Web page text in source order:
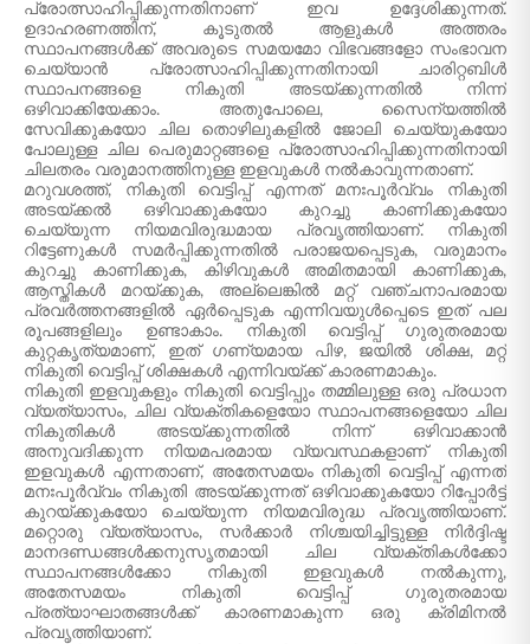
പ്രോത്സാഹിപ്പിക്കുന്നതിനാണ് ഇവ ഉദ്ദേശിക്കുന്നത്.
ഉദാഹരണത്തിന്, കൂടുതൽ ആളുകൾ അത്തരം
സ്ഥാപനങ്ങൾക്ക് അവരുടെ സമയമോ വിഭവങ്ങളോ സംഭാവന
ചെയ്യാൻ പ്രോത്സാഹിപ്പിക്കുന്നതിനായി ചാരിറ്റബിൾ
സ്ഥാപനങ്ങളെ നികുതി അടയ്ക്കുന്നതിൽ നിന്ന്
ഒഴിവാക്കിയേക്കാം. അതുപോലെ, സൈന്യത്തിൽ
സേവിക്കുകയോ ചില തൊഴിലുകളിൽ ജോലി ചെയ്യുകയോ
പോലുള്ള ചില പെരുമാറ്റങ്ങളെ പ്രോത്സാഹിപ്പിക്കുന്നതിനായി
ചിലതരം വരുമാനത്തിനുള്ള ഇളവുകൾ നൽകാവുന്നതാണ്.
മറുവശത്ത്, നികുതി വെട്ടിപ്പ് എന്നത് മനഃപൂർവ്വം നികുതി
അടയ്ക്കൽ ഒഴിവാക്കുകയോ കുറച്ചു കാണിക്കുകയോ
ചെയ്യുന്ന നിയമവിരുദ്ധമായ പ്രവൃത്തിയാണ്. നികുതി
റിട്ടേണുകൾ സമർപ്പിക്കുന്നതിൽ പരാജയപ്പെടുക, വരുമാനം
കുറച്ചു കാണിക്കുക, കിഴിവുകൾ അമിതമായി കാണിക്കുക,
ആസ്തികൾ മറയ്ക്കുക, അല്ലെങ്കിൽ മറ്റ് വഞ്ചനാപരമായ
പ്രവർത്തനങ്ങളിൽ ഏർപ്പെടുക എന്നിവയുൾപ്പെടെ ഇത് പല
രൂപങ്ങളിലും ഉണ്ടാകാം. നികുതി വെട്ടിപ്പ് ഗുരുതരമായ
കുറ്റകൃത്യമാണ്, ഇത് ഗണ്യമായ പിഴ, ജയിൽ ശിക്ഷ, മറ്റ്
നികുതി വെട്ടിപ്പ് ശിക്ഷകൾ എന്നിവയ്ക്ക് കാരണമാകും.
നികുതി ഇളവുകളും നികുതി വെട്ടിപ്പും തമ്മിലുള്ള ഒരു പ്രധാന
വ്യത്യാസം, ചില വ്യക്തികളെയോ സ്ഥാപനങ്ങളെയോ ചില
നികുതികൾ അടയ്ക്കുന്നതിൽ നിന്ന് ഒഴിവാക്കാൻ
അനുവദിക്കുന്ന നിയമപരമായ വ്യവസ്ഥകളാണ് നികുതി
ഇളവുകൾ എന്നതാണ്, അതേസമയം നികുതി വെട്ടിപ്പ് എന്നത്
മനഃപൂർവ്വം നികുതി അടയ്ക്കുന്നത് ഒഴിവാക്കുകയോ റിപ്പോർട്ട്
കുറയ്ക്കുകയോ ചെയ്യുന്ന നിയമവിരുദ്ധ പ്രവൃത്തിയാണ്.
മറ്റൊരു വ്യത്യാസം, സർക്കാർ നിശ്ചയിച്ചിട്ടുള്ള നിർദ്ദിഷ്ട
മാനദണ്ഡങ്ങൾക്കനുസൃതമായി ചില വ്യക്തികൾക്കോ
സ്ഥാപനങ്ങൾക്കോ നികുതി ഇളവുകൾ നൽകുന്നു,
അതേസമയം നികുതി വെട്ടിപ്പ് ഗുരുതരമായ
പ്രത്യാഘാതങ്ങൾക്ക് കാരണമാകുന്ന ഒരു ക്രിമിനൽ
പ്രവൃത്തിയാണ്.